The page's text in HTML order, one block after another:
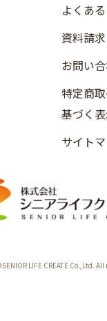
よくあ
資料請求
お問い
特定商
基づく
サイト
LIFE CREATE Co.,Ltd.